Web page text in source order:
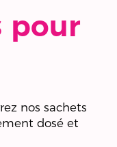
pour
nos sachets
dosé et